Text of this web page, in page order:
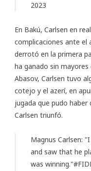
2023
En Bakú, Carlsen en
complicaciones ante el
derrotó en la primera
ha ganado sin
Abasov, Carlsen tuvo
cotejo y el azerí, en
jugada que pudo
Carlsen triunfó.
Magnus Carlsen:
and saw that he
was winning."